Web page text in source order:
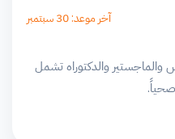
آخر موعد: 30 سبتمبر
والماجستير والدكتوراه تشمل
صحياً.